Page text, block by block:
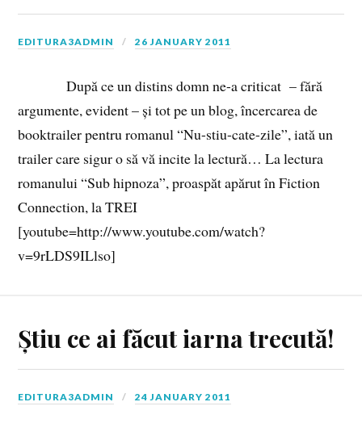
EDITURA3ADMIN 26 JANUARY 2011
După ce un distins domn ne-a criticat – fără
argumente, evident – și tot pe un blog, încercarea de
booktrailer pentru romanul “Nu-stiu-cate-zile”, iată un
trailer care sigur o să vă incite la lectură… La lectura
romanului “Sub hipnoza”, proaspăt apărut în Fiction
Connection, la TREI
[youtube=http://www.youtube.com/watch?
v=9rLDS9ILlso]
Știu ce ai făcut iarna trecută!
EDITURA3ADMIN 24 JANUARY 2011